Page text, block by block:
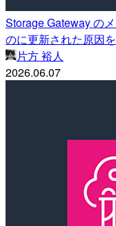
Storage Gateway の
のに更新された原因
片方 裕人
2026.06.07